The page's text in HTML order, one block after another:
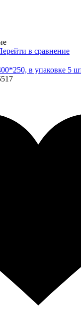
в сравнение
в упаковке 5